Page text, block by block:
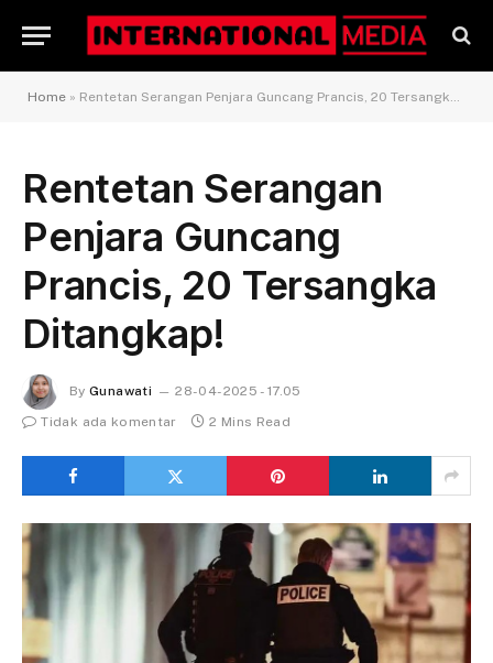
Home » Rentetan Serangan Penjara Guncang Prancis, 20 Tersangka Ditangkap!
Rentetan Serangan
Penjara Guncang
Prancis, 20 Tersangka
Ditangkap!
By Gunawati
28-04-2025 - 17.05
Tidak ada komentar
2 Mins Read